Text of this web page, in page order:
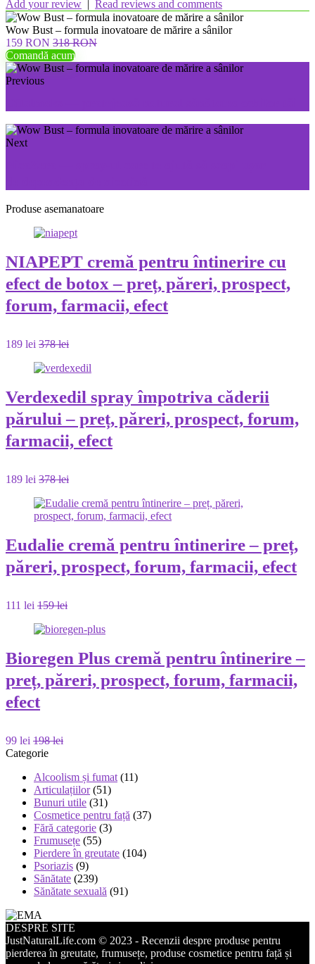
Add your review | Read reviews and comments
Wow Bust – formula inovatoare de mărire a sânilor
159 RON 318 RON
Comandă acum
Previous
Next
Produse asemanatoare
NIAPEPT cremă pentru întinerire cu
efect de botox – preț, păreri, prospect,
forum, farmacii, efect
189 lei 378 lei
Verdexedil spray împotriva căderii
părului – preț, păreri, prospect, forum,
farmacii, efect
189 lei 378 lei
Eudalie cremă pentru întinerire – preț,
păreri, prospect, forum, farmacii, efect
111 lei 159 lei
Bioregen Plus cremă pentru întinerire –
preț, păreri, prospect, forum, farmacii,
efect
99 lei 198 lei
Categorie
Alcoolism și fumat (11)
Articulațiilor(51)
Bunuri utile (31)
Cosmetice pentru față (37)
Fără categorie (3)
Frumusețe (55)
Pierdere în greutate (104)
Psoriazis (9)
Sănătate (239)
Sănătate sexuală (91)
DESPRE SITE
JustNaturalLife.com © 2023 - Recenzii despre produse pentru
pierderea în greutate, frumusețe, produse cosmetice pentru față și